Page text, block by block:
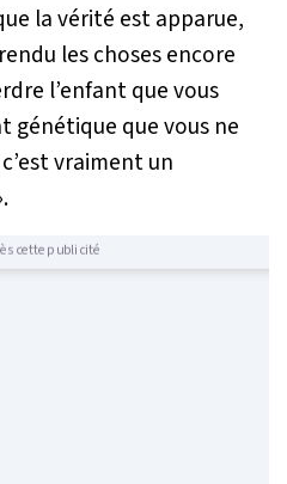
la vérité est apparue,
les choses encore
l’enfant que vous
génétique que vous ne
vraiment un
cette publicité